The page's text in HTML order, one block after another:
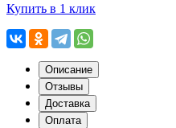
Купить в 1 клик
Описание
Отзывы
Доставка
Оплата